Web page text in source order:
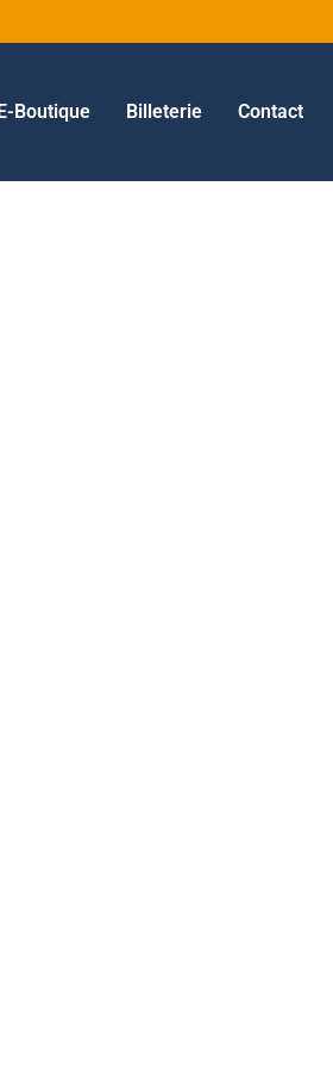
Boutique Billeterie Contact